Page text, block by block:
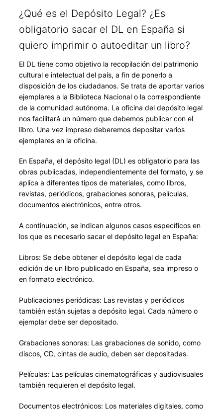
¿Qué es el Depósito Legal? ¿Es
obligatorio sacar el DL en España si
quiero imprimir o autoeditar un libro?
El DL tiene como objetivo la recopilación del patrimonio
cultural e intelectual del país, a fin de ponerlo a
disposición de los ciudadanos. Se trata de aportar varios
ejemplares a la Biblioteca Nacional o la correspondiente
de la comunidad autónoma. La oficina del depósito legal
nos facilitará un número que debemos publicar con el
libro. Una vez impreso deberemos depositar varios
ejemplares en la oficina.
En España, el depósito legal (DL) es obligatorio para las
obras publicadas, independientemente del formato, y se
aplica a diferentes tipos de materiales, como libros,
revistas, periódicos, grabaciones sonoras, películas,
documentos electrónicos, entre otros.
A continuación, se indican algunos casos específicos en
los que es necesario sacar el depósito legal en España:
Libros: Se debe obtener el depósito legal de cada
edición de un libro publicado en España, sea impreso o
en formato electrónico.
Publicaciones periódicas: Las revistas y periódicos
también están sujetas a depósito legal. Cada número o
ejemplar debe ser depositado.
Grabaciones sonoras: Las grabaciones de sonido, como
discos, CD, cintas de audio, deben ser depositadas.
Películas: Las películas cinematográficas y audiovisuales
también requieren el depósito legal.
Documentos electrónicos: Los materiales digitales, como